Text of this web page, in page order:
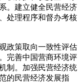
。建立健全民营经济
处理程序和督办考核
政策取向一致性评估
完善中国营商环境评
制。加强民营经济统
的民营经济发展指